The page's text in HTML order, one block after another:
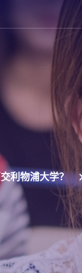
利物浦大学？